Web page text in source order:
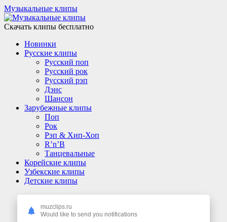
Музыкальные клипы
Скачать клипы бесплатно
Новинки
Русские клипы
Русский поп
Русский рок
Русский рэп
Дэнс
Шансон
Зарубежные клипы
Поп
Рок
Рэп & Хип-Хоп
R’n’B
Танцевальные
Корейские клипы
Узбекские клипы
Детские клипы
muzclips.ru
Would like to send you notifications